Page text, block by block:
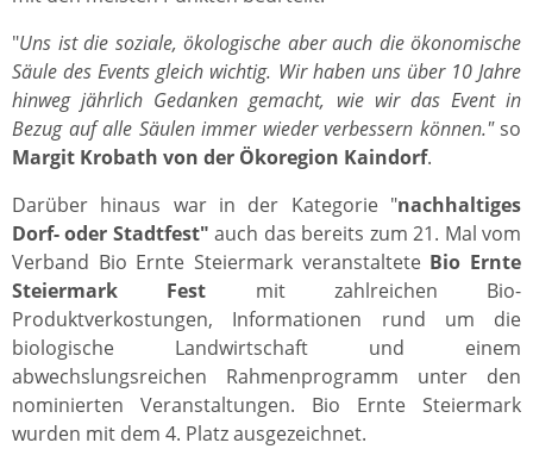
"Uns ist die soziale, ökologische aber auch die ökonomische
Säule des Events gleich wichtig. Wir haben uns über 10 Jahre
hinweg jährlich Gedanken gemacht, wie wir das Event in
Bezug auf alle Säulen immer wieder verbessern können."so
Margit Krobath von der Ökoregion Kaindorf.
Darüber hinaus war in der Kategorie "nachhaltiges
Dorf- oder Stadtfest" auch das bereits zum 21. Mal vom
Verband Bio Ernte Steiermark veranstaltete Bio Ernte
Steiermark Fest mit zahlreichen Bio-
Produktverkostungen, Informationen rund um die
biologische Landwirtschaft und einem
abwechslungsreichen Rahmenprogramm unter den
nominierten Veranstaltungen. Bio Ernte Steiermark
wurden mit dem 4. Platz ausgezeichnet.